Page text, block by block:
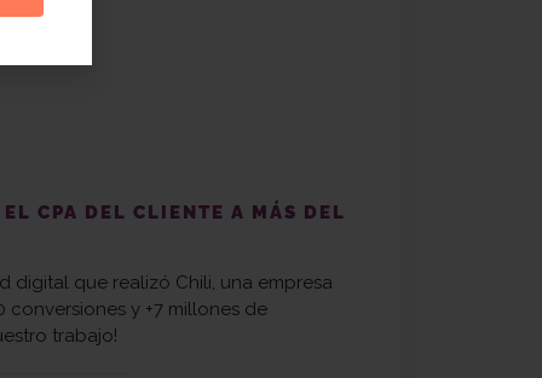
CPA DEL CLIENTE A MÁS DEL
digital que realizó Chili, una empresa
conversiones y +7 millones de
trabajo!